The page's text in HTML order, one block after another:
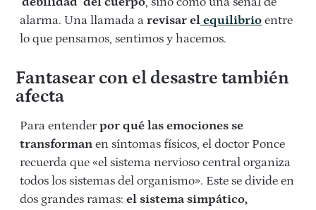
alarma. Una llamada a revisar el equilibrio entre
lo que pensamos, sentimos y hacemos.
Fantasear con el desastre también
afecta
Para entenderpor qué las emociones se
transforman en síntomas físicos, el doctor Ponce
recuerda que «el sistema nervioso central organiza
todos los sistemas del organismo». Este se divide en
dos grandes ramas: el sistema simpático,